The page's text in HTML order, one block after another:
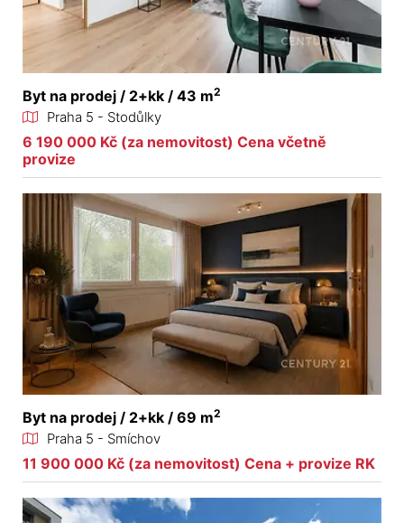
Byt na prodej / 2+kk / 43 m2
Praha 5 - Stodůlky
6 190 000 Kč (za nemovitost) Cena včetně
provize
Byt na prodej / 2+kk / 69 m2
Praha 5 - Smíchov
11 900 000 Kč (za nemovitost) Cena + provize RK